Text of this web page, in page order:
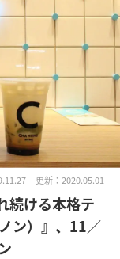
更新：2020.05.01
続ける本格テ
ン）』、11／